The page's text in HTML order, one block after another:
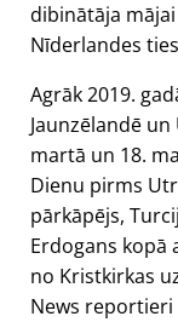
dibinātāja
Nīderlandes
Agrāk 2019.
Jaunzēlandē
martā un 18.
Dienu pirms
pārkāpējs,
Erdogans kopā
no Kristkirkas
News